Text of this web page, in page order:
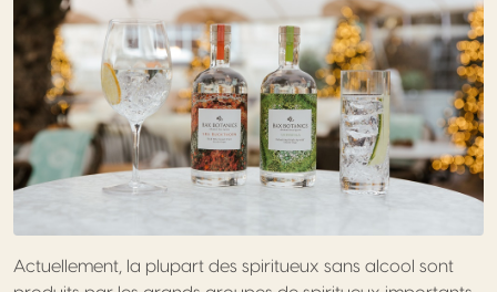
Actuellement, la plupart des spiritueux sans alcool sont